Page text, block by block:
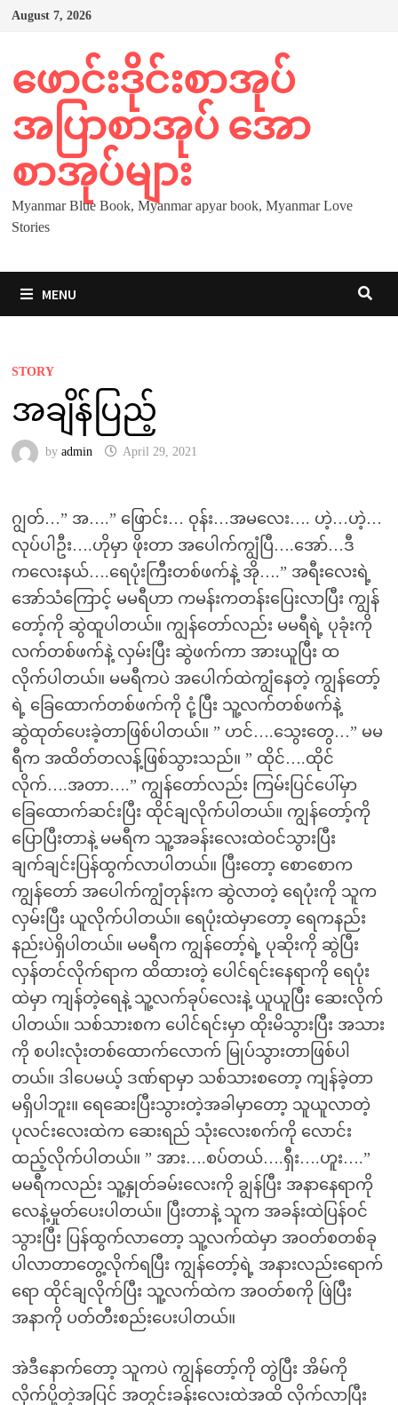
Skip
August 7, 2026
ဖောင်းဒိုင်းစာအုပ်
အပြာစာအုပ် အော
စာအုပ်များ
Myanmar Blue Book, Myanmar apyar book, Myanmar Love
Stories
MENU
STORY
အချိန်ပြည့်
by admin April 29, 2021
ဂျွတ်…” အ….” ဖြောင်း… ဝုန်း…အမလေး…. ဟဲ့…ဟဲ့…
လုပ်ပါဦး….ဟိုမှာ ဖိုးတာ အပေါက်ကျွံပြီ….အော်…ဒီ
ကလေးနယ်….ရေပုံးကြီးတစ်ဖက်နဲ့ အို….” အရီးလေးရဲ့
အော်သံကြောင့် မမရီဟာ ကမန်းကတန်းပြေးလာပြီး ကျွန်
တော့်ကို ဆွဲထူပါတယ်။ ကျွန်တော်လည်း မမရီရဲ့ ပုခုံးကို
လက်တစ်ဖက်နဲ့ လှမ်းပြီး ဆွဲဖက်ကာ အားယူပြီး ထ
လိုက်ပါတယ်။ မမရီကပဲ အပေါက်ထဲကျွံနေတဲ့ ကျွန်တော့်
ရဲ့ ခြေထောက်တစ်ဖက်ကို ငုံ့ပြီး သူ့လက်တစ်ဖက်နဲ့
ဆွဲထုတ်ပေးခဲ့တာဖြစ်ပါတယ်။ ” ဟင်….သွေးတွေ…” မမ
ရီက အထိတ်တလန့်ဖြစ်သွားသည်။ ” ထိုင်….ထိုင်
လိုက်….အတာ….” ကျွန်တော်လည်း ကြမ်းပြင်ပေါ်မှာ
ခြေထောက်ဆင်းပြီး ထိုင်ချလိုက်ပါတယ်။ ကျွန်တော့်ကို
ပြောပြီးတာနဲ့ မမရီက သူ့အခန်းလေးထဲဝင်သွားပြီး
ချက်ချင်းပြန်ထွက်လာပါတယ်။ ပြီးတော့ စောစောက
ကျွန်တော် အပေါက်ကျွံတုန်းက ဆွဲလာတဲ့ ရေပုံးကို သူက
လှမ်းပြီး ယူလိုက်ပါတယ်။ ရေပုံးထဲမှာတော့ ရေကနည်း
နည်းပဲရှိပါတယ်။ မမရီက ကျွန်တော့်ရဲ့ ပုဆိုးကို ဆွဲပြီး
လှန်တင်လိုက်ရာက ထိထားတဲ့ ပေါင်ရင်းနေရာကို ရေပုံး
ထဲမှာ ကျန်တဲ့ရေနဲ့ သူ့လက်ခုပ်လေးနဲ့ ယူယူပြီး ဆေးလိုက်
ပါတယ်။ သစ်သားစက ပေါင်ရင်းမှာ ထိုးမိသွားပြီး အသား
ကို စပါးလုံးတစ်ထောက်လောက် မြုပ်သွားတာဖြစ်ပါ
တယ်။ ဒါပေမယ့် ဒဏ်ရာမှာ သစ်သားစတော့ ကျန်ခဲ့တာ
မရှိပါဘူး။ ရေဆေးပြီးသွားတဲ့အခါမှာတော့ သူယူလာတဲ့
ပုလင်းလေးထဲက ဆေးရည် သုံးလေးစက်ကို လောင်း
ထည့်လိုက်ပါတယ်။ ” အား….စပ်တယ်….ရှီး….ဟူး….”
မမရီကလည်း သူ့နှုတ်ခမ်းလေးကို ချွန်ပြီး အနာနေရာကို
လေနဲ့မှုတ်ပေးပါတယ်။ ပြီးတာနဲ့ သူက အခန်းထဲပြန်ဝင်
သွားပြီး ပြန်ထွက်လာတော့ သူ့လက်ထဲမှာ အဝတ်စတစ်ခု
ပါလာတာတွေ့လိုက်ရပြီး ကျွန်တော့်ရဲ့ အနားလည်းရောက်
ရော ထိုင်ချလိုက်ပြီး သူ့လက်ထဲက အဝတ်စကို ဖြဲပြီး
အနာကို ပတ်တီးစည်းပေးပါတယ်။
အဲဒီနောက်တော့ သူကပဲ ကျွန်တော့်ကို တွဲပြီး အိမ်ကို
လိုက်ပို့တဲ့အပြင် အတွင်းခန်းလေးထဲအထိ လိုက်လာပြီး